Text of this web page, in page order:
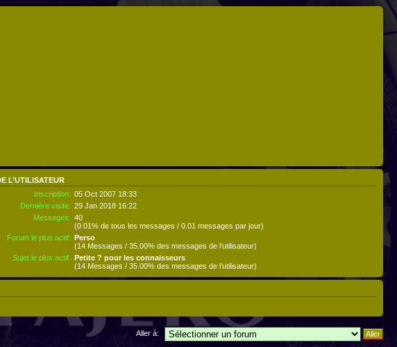
L’UTILISATEUR
Inscription: 05 Oct 2007 18:33
Dernière visite: 29 Jan 2018 16:22
Messages: 40
(0.01% de tous les messages / 0.01 messages par jour)
Forum le plus actif: Perso
(14 Messages / 35.00% des messages de l’utilisateur)
Sujet le plus actif: Petite ? pour les connaisseurs
(14 Messages / 35.00% des messages de l’utilisateur)
Aller à: